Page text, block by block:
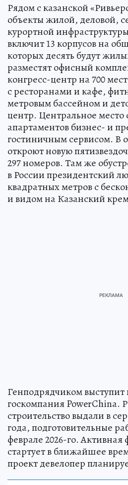
Рядом с казанской
объекты жилой, деловой,
курортной
включит 13 корпусов на
которых десять будут
разместят офисный
конгресс-центр на 700
с ресторанами и кафе,
метровым бассейном и
центр. Центральное место
апартаментов бизнес- и
гостиничным сервисом. В
откроют новую
297 номеров. Там же
в России президентский
квадратных метров с
и видом на Казанский
Генподрядчиком выступит
госкомпания PowerChina.
строительство выдали в
года, подготовительные
феврале 2026-го. Активная
стартует в ближайшее
проект девелопер